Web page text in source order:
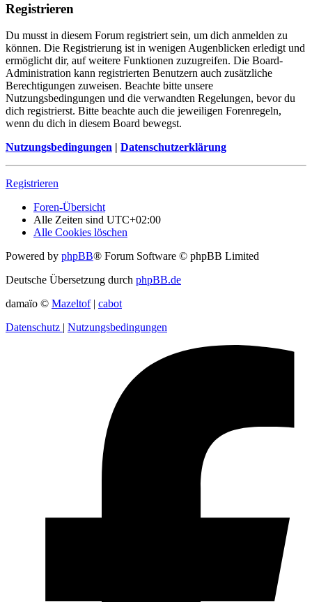
Registrieren
Du musst in diesem Forum registriert sein, um dich anmelden zu
können. Die Registrierung ist in wenigen Augenblicken erledigt und
ermöglicht dir, auf weitere Funktionen zuzugreifen. Die Board-
Administration kann registrierten Benutzern auch zusätzliche
Berechtigungen zuweisen. Beachte bitte unsere
Nutzungsbedingungen und die verwandten Regelungen, bevor du
dich registrierst. Bitte beachte auch die jeweiligen Forenregeln,
wenn du dich in diesem Board bewegst.
Nutzungsbedingungen | Datenschutzerklärung
Registrieren
Foren-Übersicht
Alle Zeiten sind UTC+02:00
Alle Cookies löschen
Powered by phpBB® Forum Software © phpBB Limited
Deutsche Übersetzung durch phpBB.de
damaïo © Mazeltof| cabot
Datenschutz | Nutzungsbedingungen